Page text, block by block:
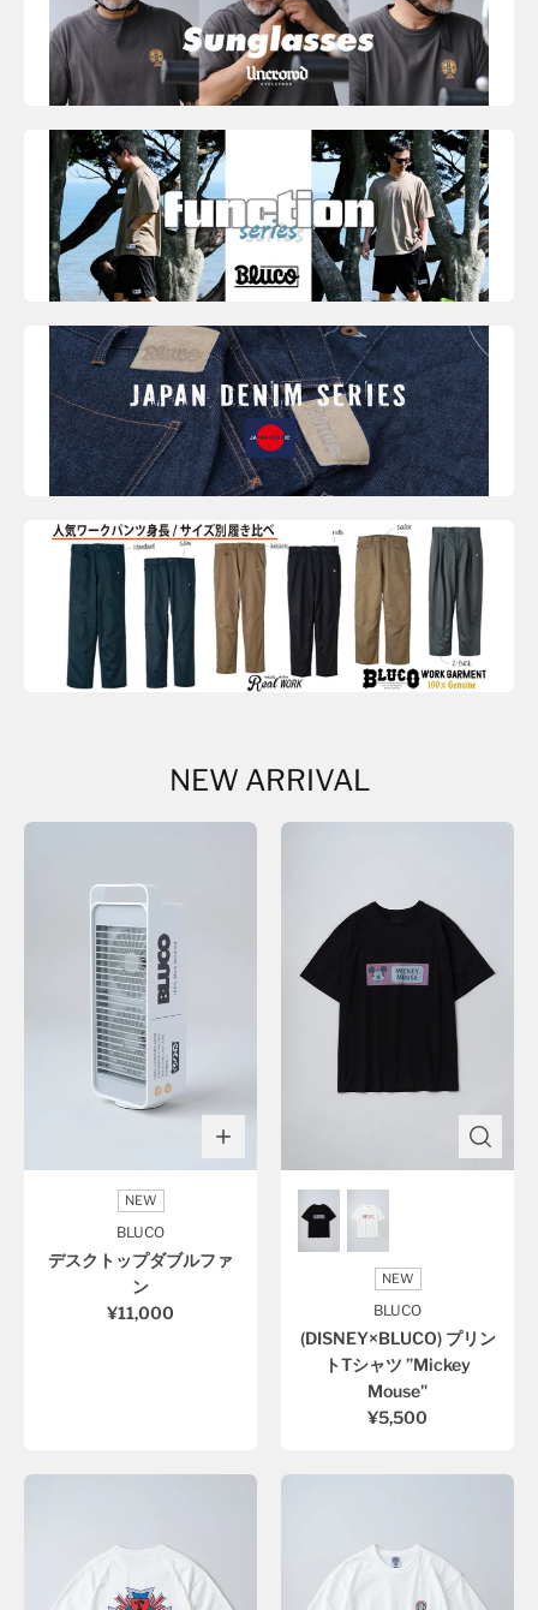
NEW ARRIVAL
NEW
BLUCO
デスクトップダブルファ
ン
¥11,000
NEW
BLUCO
(DISNEY×BLUCO) プリン
トTシャツ ”Mickey
Mouse"
¥5,500